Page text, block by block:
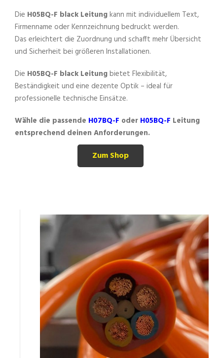
Die H05BQ-F black Leitungkann mit individuellem Text,
Firmenname oder Kennzeichnung bedruckt werden.
Das erleichtert die Zuordnung und schafft mehr Übersicht
und Sicherheit bei größeren Installationen.
Die H05BQ-F black Leitungbietet Flexibilität,
Beständigkeit und eine dezente Optik – ideal für
professionelle technische Einsätze.
Wähle die passende H07BQ-F oder H05BQ-F Leitung
entsprechend deinen Anforderungen.
Zum Shop